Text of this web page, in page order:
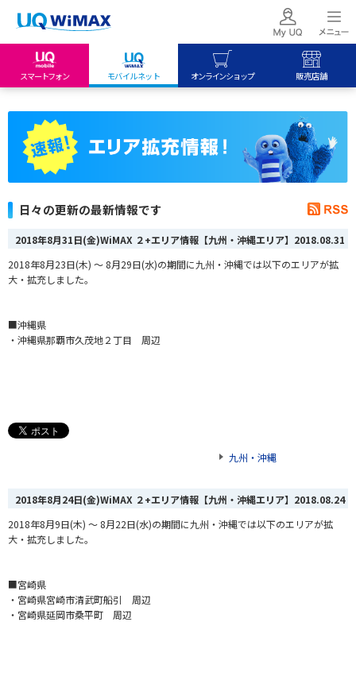
スマートフォン モバイルネット オンラインショップ 販売店舗
My UQ mobile
UQ mobile
UQ WiMAX
UQ WiMAX
日々の更新の最新情報です
2018年8月31日(金)WiMAX ２+エリア情報【九州・沖縄エリア】 2018.08.31
2018年8月23日(木) ～ 8月29日(水)の期間に九州・沖縄では以下のエリアが拡
大・拡充しました。
■沖縄県
・沖縄県那覇市久茂地２丁目 周辺
九州・沖縄
2018年8月24日(金)WiMAX ２+エリア情報【九州・沖縄エリア】 2018.08.24
2018年8月9日(木) ～ 8月22日(水)の期間に九州・沖縄では以下のエリアが拡
大・拡充しました。
■宮崎県
・宮崎県宮崎市清武町船引 周辺
・宮崎県延岡市桑平町 周辺